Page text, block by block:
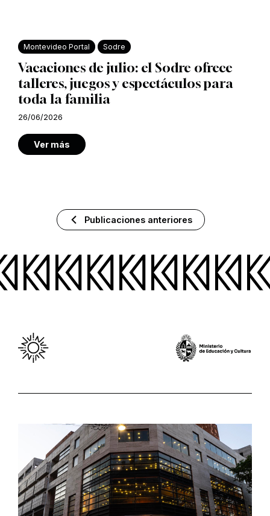
Montevideo Portal Sodre
Vacaciones de julio: el Sodre ofrece
talleres, juegos y espectáculos para
toda la familia
26/06/2026
Ver más
Publicaciones anteriores